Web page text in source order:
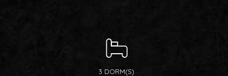
3 DORM(S)